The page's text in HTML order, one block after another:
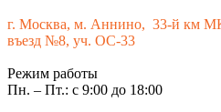
г. Москва, м. Аннино, 33-й км
въезд №8, уч. ОС-33
Режим работы
Пн. – Пт.: с 9:00 до 18:00